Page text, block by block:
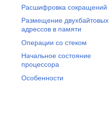
Расшифровка сокращений
Размещение двухбайтовых
адрессов в памяти
Операции со стеком
Начальное состояние
процессора
Особенности